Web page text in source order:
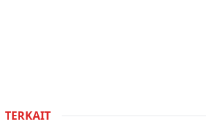
TERKAIT